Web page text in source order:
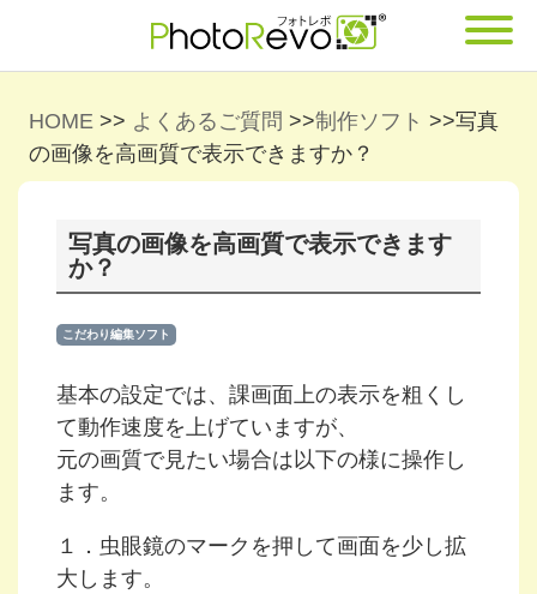
HOME >> よくあるご質問 >>制作ソフト >>写真
の画像を高画質で表示できますか？
写真の画像を高画質で表示できます
か？
こだわり編集ソフト
基本の設定では、課画面上の表示を粗くし
て動作速度を上げていますが、
元の画質で見たい場合は以下の様に操作し
ます。
１．虫眼鏡のマークを押して画面を少し拡
大します。